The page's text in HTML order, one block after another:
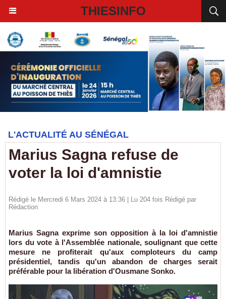
THIESINFO
L'ACTUALITÉ AU SÉNÉGAL
Marius Sagna refuse de
voter la loi d'amnistie
Rédigé le Mercredi 6 Mars 2024 à 13:36 | Lu 204 fois Rédigé par
Rédaction
Marius Sagna exprime son opposition à la loi d'amnistie
lors du vote à l'Assemblée nationale, soulignant que cette
mesure ne profiterait qu'aux comploteurs du camp
présidentiel, tandis qu'un abandon de charges serait
préférable pour la libération d'Ousmane Sonko.